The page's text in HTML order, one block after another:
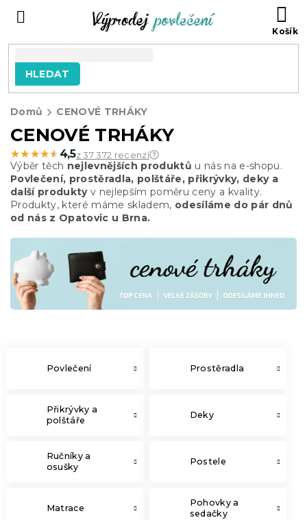
HLEDAT
Domů CENOVÉ TRHÁKY
CENOVÉ TRHÁKY
★★★★★
★★★★★ 4,5z 37 372 recenzí
Výběr těch nejlevnějších produktů u nás na e-shopu.
Povlečení, prostěradla, polštáře, přikrývky, deky a
další produkty v nejlepším poměru ceny a kvality.
Produkty, které máme skladem, odesíláme do pár dnů
od nás z Opatovic u Brna.
Povlečení Prostěradla
Přikrývky a
polštáře
Deky
Ručníky a
osušky
Postele
Matrace
Pohovky a
sedačky